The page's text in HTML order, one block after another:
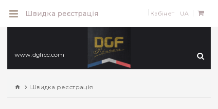
Кабінет UA
www.dgficc.com
Швидка реєстрація
Швидка реєстрація